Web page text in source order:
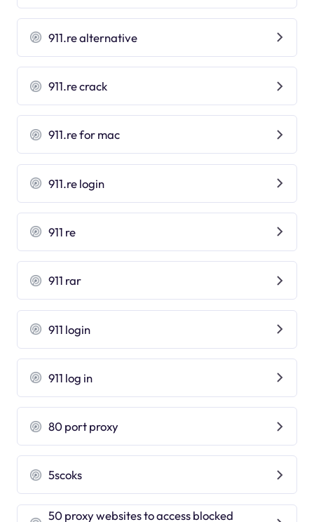
911.re alternative
911.re crack
911.re for mac
911.re login
911 re
911 rar
911 login
911 log in
80 port proxy
5scoks
50 proxy websites to access blocked